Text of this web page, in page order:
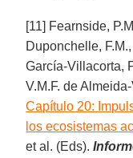
[11] Fearnside,
Duponchelle,
García-Villacorta,
V.M.F. de
Capítulo 20:
los ecosistemas
et al. (Eds).